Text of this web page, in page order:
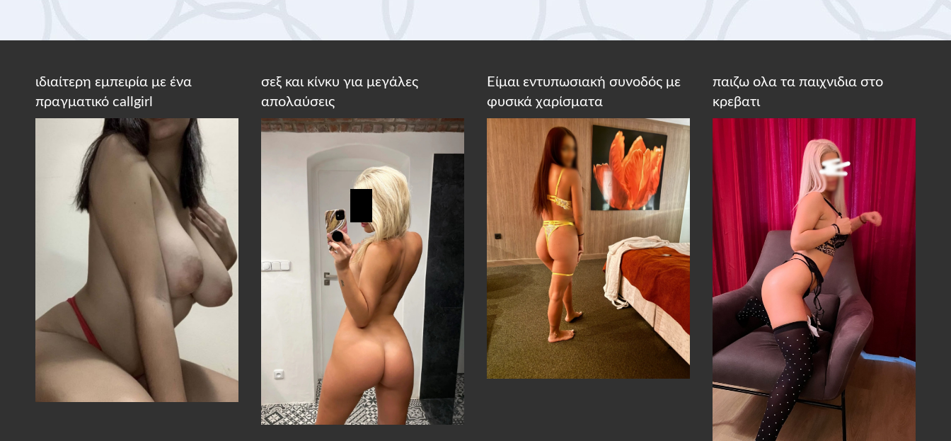
ιδιαίτερη εμπειρία με ένα
πραγματικό callgirl
σεξ και κίνκυ για μεγάλες
απολαύσεις
Είμαι εντυπωσιακή συνοδός με
φυσικά χαρίσματα
παιζω ολα τα παιχνιδια στο
κρεβατι